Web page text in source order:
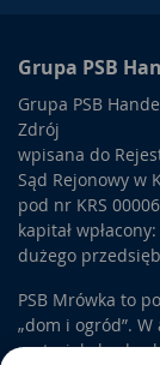
Grupa PSB
Grupa PSB
Zdrój
wpisana do
Sąd Rejonowy w
pod nr KRS
kapitał
dużego
PSB Mrówka to
„dom i ogród”.
materiały